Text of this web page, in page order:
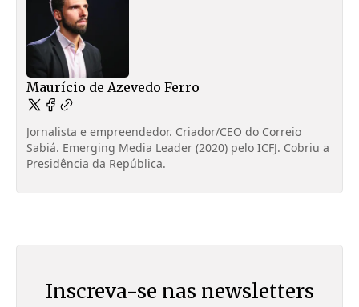
Maurício de Azevedo Ferro
Jornalista e empreendedor. Criador/CEO do Correio
Sabiá. Emerging Media Leader (2020) pelo ICFJ. Cobriu a
Presidência da República.
Inscreva-se nas newsletters